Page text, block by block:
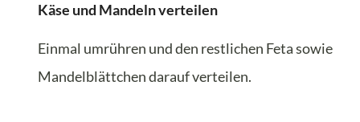
Käse und Mandeln verteilen
Einmal umrühren und den restlichen Feta sowie
Mandelblättchen darauf verteilen.